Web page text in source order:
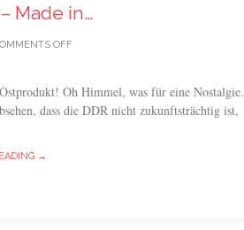
Made in…
OFF
Oh Himmel, was für eine Nostalgie.
dass die DDR nicht zukunftsträchtig ist,
→